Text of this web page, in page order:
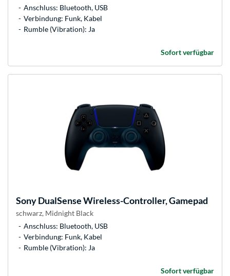
Anschluss: Bluetooth, USB
Verbindung: Funk, Kabel
Rumble (Vibration): Ja
Sofort verfügbar
SonyDualSense Wireless-Controller, Gamepad
schwarz, Midnight Black
Anschluss: Bluetooth, USB
Verbindung: Funk, Kabel
Rumble (Vibration): Ja
Sofort verfügbar